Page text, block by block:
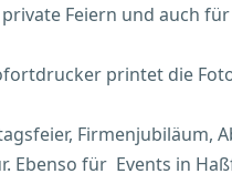
private Feiern und auch
printet die
Firmenjubiläum,
Ebenso für Events in